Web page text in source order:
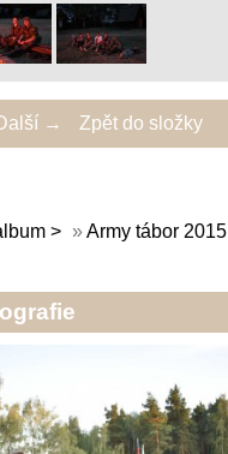
→ Zpět do složky
»Army tábor 2015